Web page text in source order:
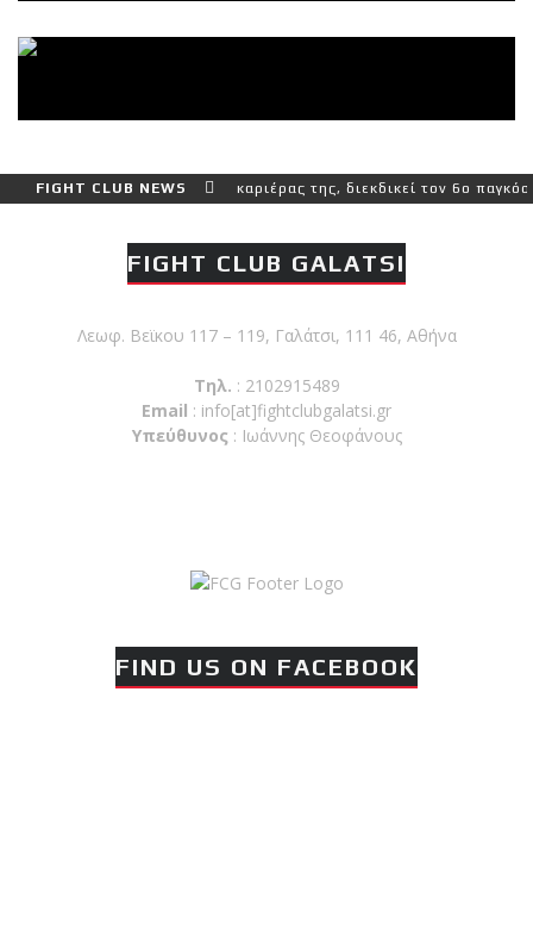
FIGHT CLUB NEWS
πιο δύσκολο αγώνα της καριέρας της, διεκδικεί τον 6ο
FIGHT CLUB GALATSI
Λεωφ. Βεϊκου 117 – 119, Γαλάτσι, 111 46, Αθήνα
Τηλ. : 2102915489
Email : info[at]fightclubgalatsi.gr
Υπεύθυνος : Ιωάννης Θεοφάνους
FIND US ON FACEBOOK